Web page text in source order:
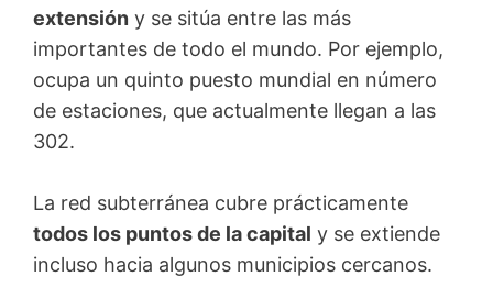
extensión y se sitúa entre las más
importantes de todo el mundo. Por ejemplo,
ocupa un quinto puesto mundial en número
de estaciones, que actualmente llegan a las
302.
La red subterránea cubre prácticamente
todos los puntos de la capital y se extiende
incluso hacia algunos municipios cercanos.